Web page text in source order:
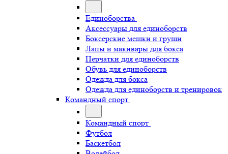
Единоборства
Аксессуары для единоборств
Боксерские мешки и груши
Лапы и макивары для бокса
Перчатки для единоборств
Обувь для единоборств
Одежда для бокса
Одежда для единоборств и тренировок
Командный спорт
Командный спорт
Футбол
Баскетбол